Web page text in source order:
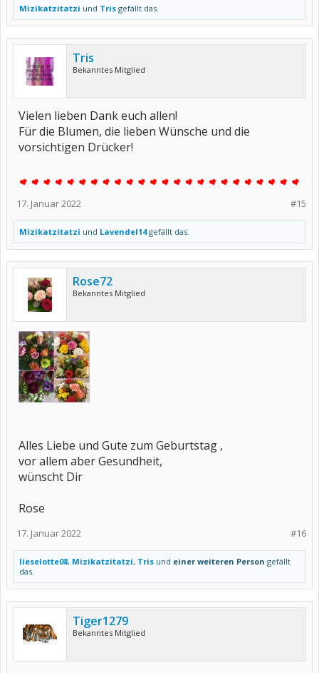
Mizikatzitatzi und Tris gefällt das.
Tris
Bekanntes Mitglied
Vielen lieben Dank euch allen!
Für die Blumen, die lieben Wünsche und die
vorsichtigen Drücker!
#15
17. Januar 2022
Mizikatzitatzi und Lavendel14gefällt das.
Rose72
Bekanntes Mitglied
Alles Liebe und Gute zum Geburtstag ,
vor allem aber Gesundheit,
wünscht Dir
Rose
#16
17. Januar 2022
lieselotte08, Mizikatzitatzi, Tris und einer weiteren Person gefällt
das.
Tiger1279
Bekanntes Mitglied